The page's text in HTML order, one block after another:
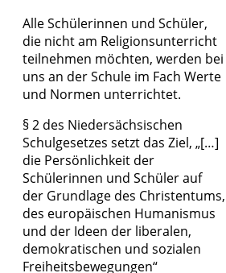
Alle Schülerinnen und Schüler,
die nicht am Religionsunterricht
teilnehmen möchten, werden bei
uns an der Schule im Fach Werte
und Normen unterrichtet.
§ 2 des Niedersächsischen
Schulgesetzes setzt das Ziel, „[…]
die Persönlichkeit der
Schülerinnen und Schüler auf
der Grundlage des Christentums,
des europäischen Humanismus
und der Ideen der liberalen,
demokratischen und sozialen
Freiheitsbewegungen“